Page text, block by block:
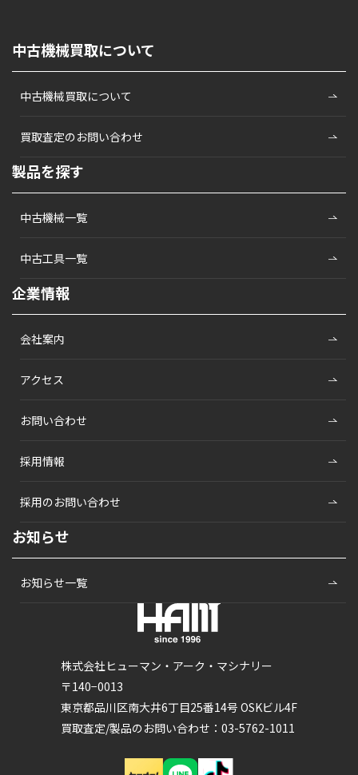
株式会社ヒューマン・アーク・マシナリー
〒140−0013
東京都品川区南大井6丁目25番14号 OSKビル4F
買取査定/製品のお問い合わせ：03-5762-1011
中古機械買取について
中古機械買取について
買取査定のお問い合わせ
製品を探す
中古機械一覧
中古工具一覧
企業情報
会社案内
アクセス
お問い合わせ
採用情報
採用のお問い合わせ
お知らせ
お知らせ一覧